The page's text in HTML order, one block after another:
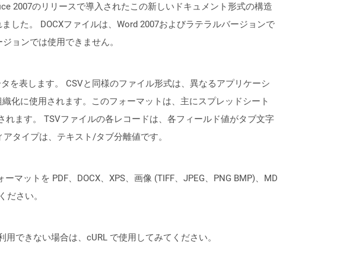
2007のリリースで導入されたこの新しいドキュメント形式の構造
した。 DOCXファイルは、Word 2007およびラテラルバージョンで
ョンでは使用できません。
を表します。 CSVと同様のファイル形式は、異なるアプリケーシ
化に使用されます。このフォーマットは、主にスプレッドシート
ます。 TSVファイルの各レコードは、各フィールド値がタブ文字
タイプは、テキスト/タブ分離値です。
ットを PDF、DOCX、XPS、画像 (TIFF、JPEG、PNG BMP)、MD
ださい。
できない場合は、cURL で使用してみてください。